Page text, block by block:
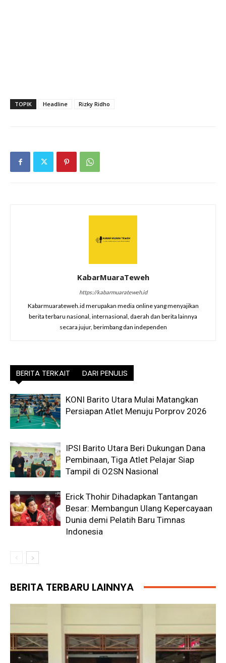
TOPIK Headline Rizky Ridho
KabarMuaraTeweh
https://kabarmuarateweh.id
Kabarmuarateweh.id merupakan media online yang menyajikan
berita terbaru nasional, internasional, daerah dan berita lainnya
secara jujur, berimbang dan independen
BERITA TERKAIT DARI PENULIS
KONI Barito Utara Mulai Matangkan
Persiapan Atlet Menuju Porprov 2026
IPSI Barito Utara Beri Dukungan Dana
Pembinaan, Tiga Atlet Pelajar Siap
Tampil di O2SN Nasional
Erick Thohir Dihadapkan Tantangan
Besar: Membangun Ulang Kepercayaan
Dunia demi Pelatih Baru Timnas
Indonesia
BERITA TERBARU LAINNYA